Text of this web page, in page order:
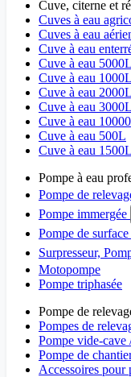
Cuve, citerne et
Cuves à eau
Cuves à eau
Cuve à eau
Cuve à eau 5000L
Cuve à eau 1000L
Cuve à eau 2000L
Cuve à eau 3000L
Cuve à eau
Cuve à eau 500L
Cuve à eau 1500L
Pompe à eau
Pompe de
Pompe immergée
Pompe de surface
Surpresseur,
Motopompe
Pompe triphasée
Pompe de
Pompes de
Pompe vide-cave
Pompe de
Accessoires pour